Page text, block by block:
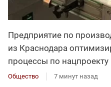
Предприятие по
из Краснодара
процессы по нацпроекту
Общество 7 минут назад